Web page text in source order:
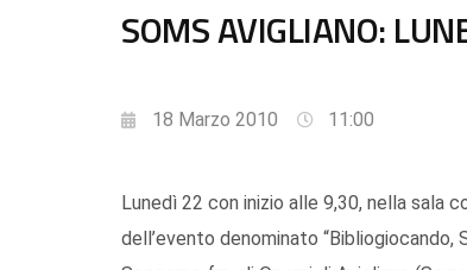
SOMS AVIGLIANO:
18 Marzo 2010 11:00
Lunedì 22 con inizio alle 9,30, nella sala
dell’evento denominato